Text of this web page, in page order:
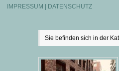
IMPRESSUM | DATENSCHUTZ
Sie befinden sich in der